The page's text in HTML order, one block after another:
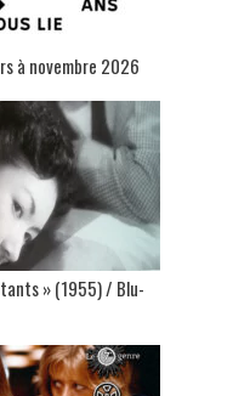
à novembre 2026
» (1955) / Blu-